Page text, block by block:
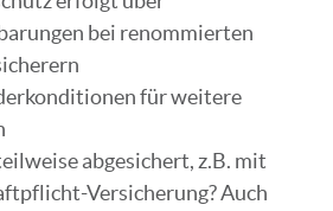
bei renommierten
für weitere
abgesichert, z.B. mit
Versicherung? Auch